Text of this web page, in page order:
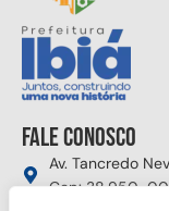
Fale conosco
Av. Tancredo
Cep: 38.950-